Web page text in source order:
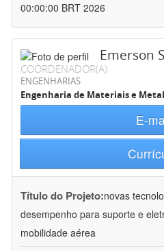
00:00:00 BRT 2026
Emerson
COORDENADOR(A)
ENGENHARIAS
Engenharia de Materiais e
E-
Título do Projeto:novas
desempenho para suporte e
mobilidade aérea